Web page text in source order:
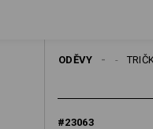
ODĚVYDĚTI
#23063